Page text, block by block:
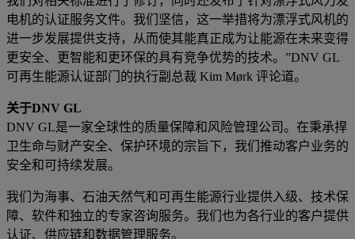
电机的认证服务文件。我们坚信，这一举措将为漂浮式风机的
进一步发展提供支持，从而使其能真正成为让能源在未来变得
更安全、更智能和更环保的具有竞争优势的技术。”DNV GL
可再生能源认证部门的执行副总裁 Kim Mørk 评论道。
关于DNV GL
DNV GL是一家全球性的质量保障和风险管理公司。在秉承捍
卫生命与财产安全、保护环境的宗旨下，我们推动客户业务的
安全和可持续发展。
我们为海事、石油天然气和可再生能源行业提供入级、技术保
障、软件和独立的专家咨询服务。我们也为各行业的客户提供
认证、供应链和数据管理服务。